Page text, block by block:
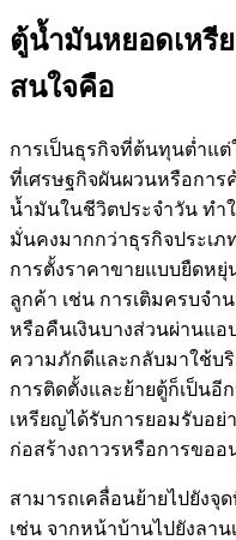
ตู้น้ำมันหยอดเหรี
สนใจคือ
การเป็นธุรกิจที่ต้นทุนต่ำแ
ที่เศรษฐกิจผันผวนหรือการ
น้ำมันในชีวิตประจำวัน ทำ
มั่นคงมากกว่าธุรกิจประเ
การตั้งราคาขายแบบยืดห
ลูกค้า เช่น การเติมครบจ
หรือคืนเงินบางส่วนผ่านแ
ความภักดีและกลับมาใช้บ
การติดตั้งและย้ายตู้ก็เป็น
เหรียญได้รับการยอมรับอย่
ก่อสร้างถาวรหรือการขอ
สามารถเคลื่อนย้ายไปยังจุ
เช่น จากหน้าบ้านไปยังลา